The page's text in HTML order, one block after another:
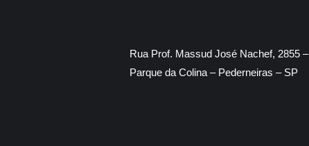
Rua Prof. Massud José Nachef, 2855 –
Parque da Colina – Pederneiras – SP